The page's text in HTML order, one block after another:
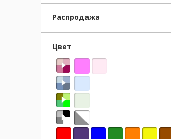
Личный кабинет
Москва (сменить город)
Заказать обратный
Распродажа
Цвет